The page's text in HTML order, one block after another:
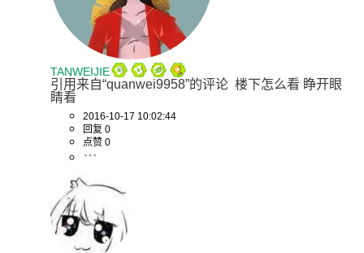
TANWEIJIE
引用来自“quanwei9958”的评论  楼下怎么看 睁开眼
睛看
2016-10-17 10:02:44
回复 0
点赞 0